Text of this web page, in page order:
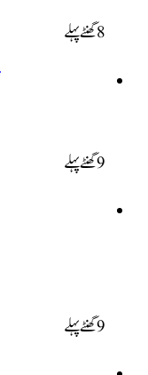
8 گھنٹےپہلے
9 گھنٹےپہلے
9 گھنٹےپہلے